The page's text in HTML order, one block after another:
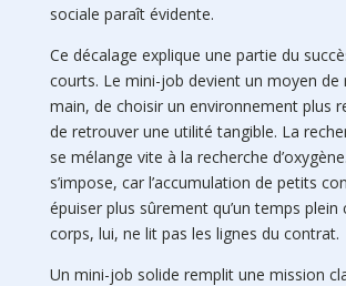
sociale paraît évidente.
Ce décalage explique une partie du
courts. Le mini-job devient un moyen de
main, de choisir un environnement plus
de retrouver une utilité tangible. La
se mélange vite à la recherche
s’impose, car l’accumulation de petits
épuiser plus sûrement qu’un temps plein
corps, lui, ne lit pas les lignes du contrat.
Un mini-job solide remplit une mission